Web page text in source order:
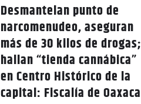
Desmantelan punto de
narcomenudeo, aseguran
más de 30 kilos de drogas;
hallan “tienda cannábica”
en Centro Histórico de la
capital: Fiscalía de Oaxaca